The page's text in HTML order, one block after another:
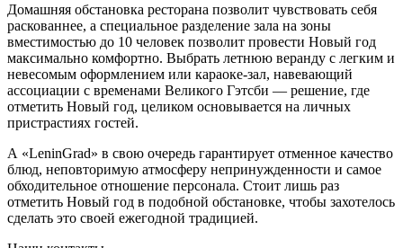
Домашняя обстановка ресторана позволит чувствовать себя
раскованнее, а специальное разделение зала на зоны
вместимостью до 10 человек позволит провести Новый год
максимально комфортно. Выбрать летнюю веранду с легким и
невесомым оформлением или караоке-зал, навевающий
ассоциации с временами Великого Гэтсби — решение, где
отметить Новый год, целиком основывается на личных
пристрастиях гостей.
А «LeninGrad» в свою очередь гарантирует отменное качество
блюд, неповторимую атмосферу непринужденности и самое
обходительное отношение персонала. Стоит лишь раз
отметить Новый год в подобной обстановке, чтобы захотелось
сделать это своей ежегодной традицией.